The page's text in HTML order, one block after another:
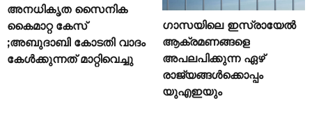
അനധികൃത സൈനിക
കൈമാറ്റ കേസ്
;അബുദാബി കോടതി വാദം
കേൾക്കുന്നത് മാറ്റിവെച്ചു
ഗാസയിലെ ഇസ്രായേൽ
ആക്രമണങ്ങളെ
അപലപിക്കുന്ന ഏഴ്
രാജ്യങ്ങൾക്കൊപ്പം
യുഎഇയും